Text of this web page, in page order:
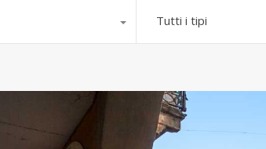
Tutti i tipi